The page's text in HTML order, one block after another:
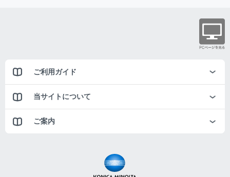
ご利用ガイド
当サイトについて
ご案内